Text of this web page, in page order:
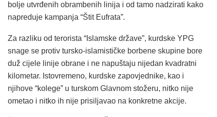
bolje utvrđenih obrambenih linija i od tamo nadzirati kako
napreduje kampanja “Štit Eufrata”.
Za razliku od terorista “Islamske države”, kurdske YPG
snage se protiv tursko-islamističke borbene skupine bore
duž cijele linije obrane i ne napuštaju nijedan kvadratni
kilometar. Istovremeno, kurdske zapovjednike, kao i
njihove “kolege” u turskom Glavnom stožeru, nitko nije
ometao i nitko ih nije prisiljavao na konkretne akcije.